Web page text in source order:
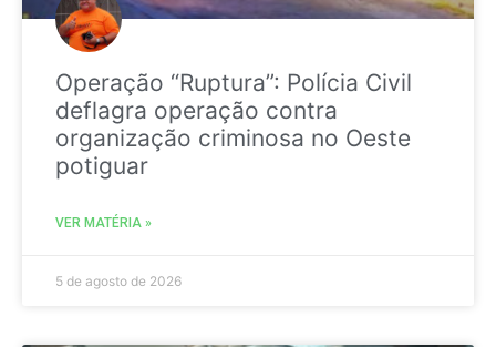
Operação “Ruptura”: Polícia Civil
deflagra operação contra
organização criminosa no Oeste
potiguar
VER MATÉRIA »
5 de agosto de 2026